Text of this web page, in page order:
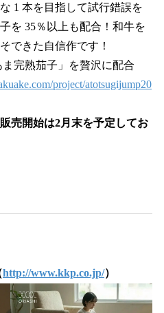
1 本を目指して試行錯誤を
を 35％以上も配合！和牛を
できた自信作です！
完熟茄子」を贅沢に配合
project/atotsugijump20
売開始は2月末を予定してお
http://www.kkp.co.jp/）